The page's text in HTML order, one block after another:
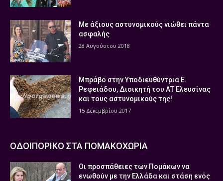
Με άξιους αστυνομικούς νιώθει πάντα
ασφαλής
28 Αυγούστου 2018
Μπράβο στην Υποδιευθύντρια Ε.
Ρεφειάδου, Διοικητή του ΑΤ Ελευσίνας
και τους αστυνομικούς της!
15 Δεκεμβρίου 2017
ΟΔΟΙΠΟΡΙΚΟ ΣΤΑ ΠΟΜΑΚΟΧΩΡΙΑ
Οι προσπάθειες των Πομάκων να
ενωθούν με την Ελλάδα και στάση ενός